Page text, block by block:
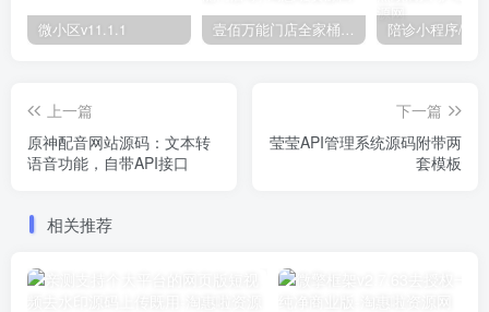
微小区v11.1.1 壹佰万能门店全家桶10套独立版v2.6.68(​多商户+智能名片+智慧轻站+万能门店等)
上一篇
原神配音网站源码：文本转
语音功能，自带API接口
下一篇
莹莹API管理系统源码附带两
套模板
相关推荐